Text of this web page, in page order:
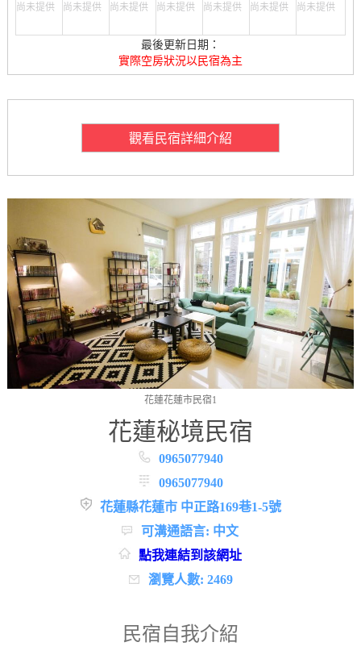
尚未提供 尚未提供 尚未提供 尚未提供 尚未提供 尚未提供 尚未提供
最後更新日期：
實際空房狀況以民宿為主
觀看民宿詳細介紹
花蓮花蓮市民宿1
花蓮秘境民宿
0965077940
0965077940
花蓮縣花蓮市 中正路169巷1-5號
可溝通語言: 中文
點我連結到該網址
瀏覽人數: 2469
民宿自我介紹